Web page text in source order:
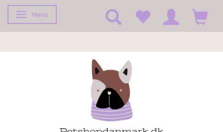
Toggle navigation
Menu